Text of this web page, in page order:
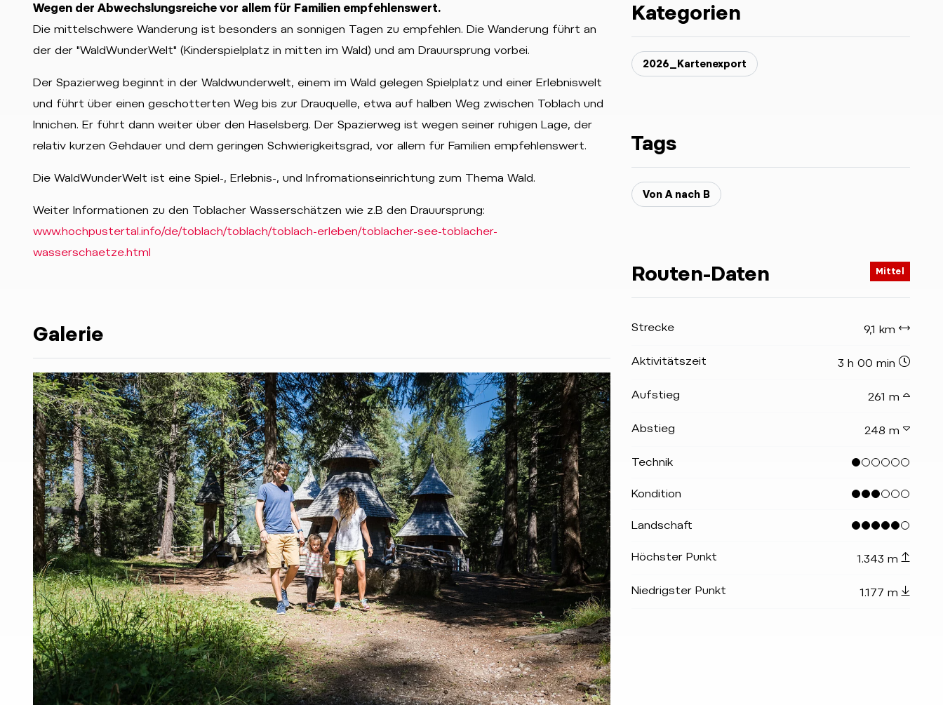
Wegen der Abwechslungsreiche vor allem für Familien empfehlenswert.
Die mittelschwere Wanderung ist besonders an sonnigen Tagen zu empfehlen. Die Wanderung führt an
der der "WaldWunderWelt" (Kinderspielplatz in mitten im Wald) und am Drauursprung vorbei.
Der Spazierweg beginnt in der Waldwunderwelt, einem im Wald gelegen Spielplatz und einer Erlebniswelt
und führt über einen geschotterten Weg bis zur Drauquelle, etwa auf halben Weg zwischen Toblach und
Innichen. Er führt dann weiter über den Haselsberg. Der Spazierweg ist wegen seiner ruhigen Lage, der
relativ kurzen Gehdauer und dem geringen Schwierigkeitsgrad, vor allem für Familien empfehlenswert.
Die WaldWunderWelt ist eine Spiel-, Erlebnis-, und Infromationseinrichtung zum Thema Wald.
Weiter Informationen zu den Toblacher Wasserschätzen wie z.B den Drauursprung:
www.hochpustertal.info/de/toblach/toblach/toblach-erleben/toblacher-see-toblacher-
wasserschaetze.html
Galerie
Kategorien
2026_Kartenexport
Tags
Von A nach B
Routen-Daten Mittel
Strecke 9,1 km
Aktivitätszeit 3 h 00 min
Aufstieg 261 m
Abstieg 248 m
Technik
Kondition
Landschaft
Höchster Punkt 1.343 m
Niedrigster Punkt 1.177 m